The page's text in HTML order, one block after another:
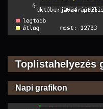
Toplistahelyezés
Napi grafikon